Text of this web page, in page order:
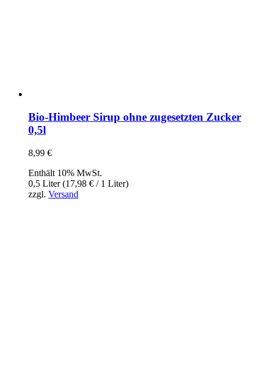
Bio-Himbeer Sirup ohne zugesetzten Zucker
0,5l
8,99 €
Enthält 10% MwSt.
0,5 Liter (17,98 € / 1 Liter)
zzgl. Versand